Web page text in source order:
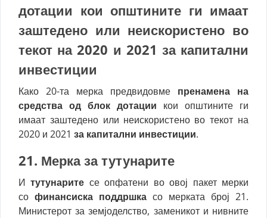
дотации кои општините ги имаат
заштедено или неискористено во
текот на 2020 и 2021 за капитални
инвестиции
Како 20-та мерка предвидовме пренамена на
средства од блок дотации кои општините ги
имаат заштедено или неискористено во текот на
2020 и 2021 за капитални инвестиции.
21. Мерка за тутунарите
Итутунарите се опфатени во овој пакет мерки
со финансиска поддршка со мерката број 21.
Министерот за земјоделство, заменикот и нивните